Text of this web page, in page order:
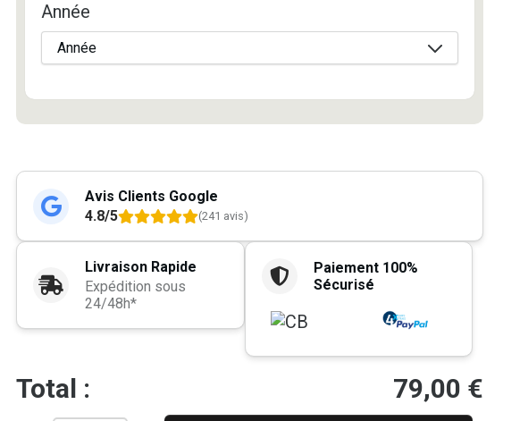
Année
Avis Clients Google
4.8/5
(241 avis)
Livraison Rapide
Expédition sous
24/48h*
Paiement 100%
Sécurisé
Total : 79,00 €